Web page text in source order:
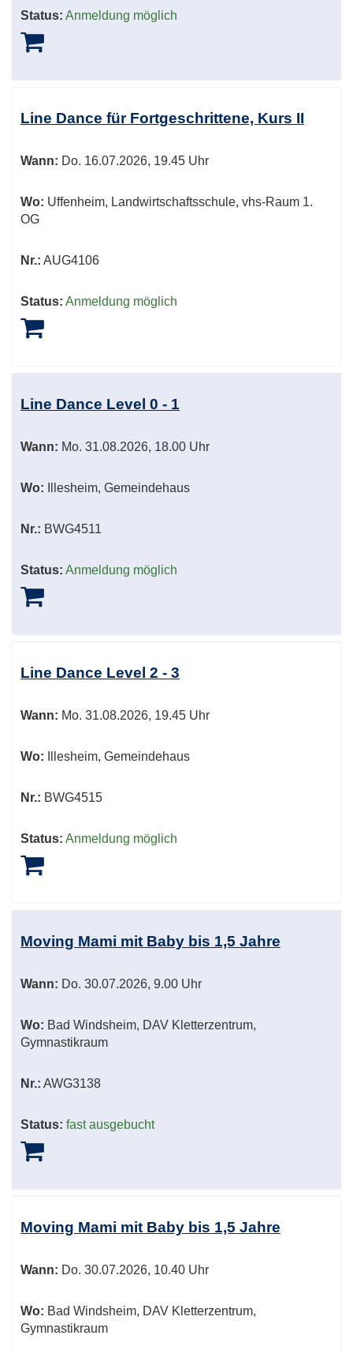
Status: Anmeldung möglich
Line Dance für Fortgeschrittene, Kurs II
Wann: Do. 16.07.2026, 19.45 Uhr
Wo: Uffenheim, Landwirtschaftsschule, vhs-Raum 1.
OG
Nr.: AUG4106
Status: Anmeldung möglich
Line Dance Level 0 - 1
Wann: Mo. 31.08.2026, 18.00 Uhr
Wo: Illesheim, Gemeindehaus
Nr.: BWG4511
Status: Anmeldung möglich
Line Dance Level 2 - 3
Wann: Mo. 31.08.2026, 19.45 Uhr
Wo: Illesheim, Gemeindehaus
Nr.: BWG4515
Status: Anmeldung möglich
Moving Mami mit Baby bis 1,5 Jahre
Wann: Do. 30.07.2026, 9.00 Uhr
Wo: Bad Windsheim, DAV Kletterzentrum,
Gymnastikraum
Nr.: AWG3138
Status: fast ausgebucht
Moving Mami mit Baby bis 1,5 Jahre
Wann: Do. 30.07.2026, 10.40 Uhr
Wo: Bad Windsheim, DAV Kletterzentrum,
Gymnastikraum